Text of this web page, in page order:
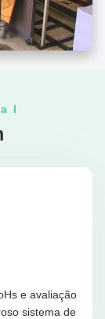
e avaliação
sistema de